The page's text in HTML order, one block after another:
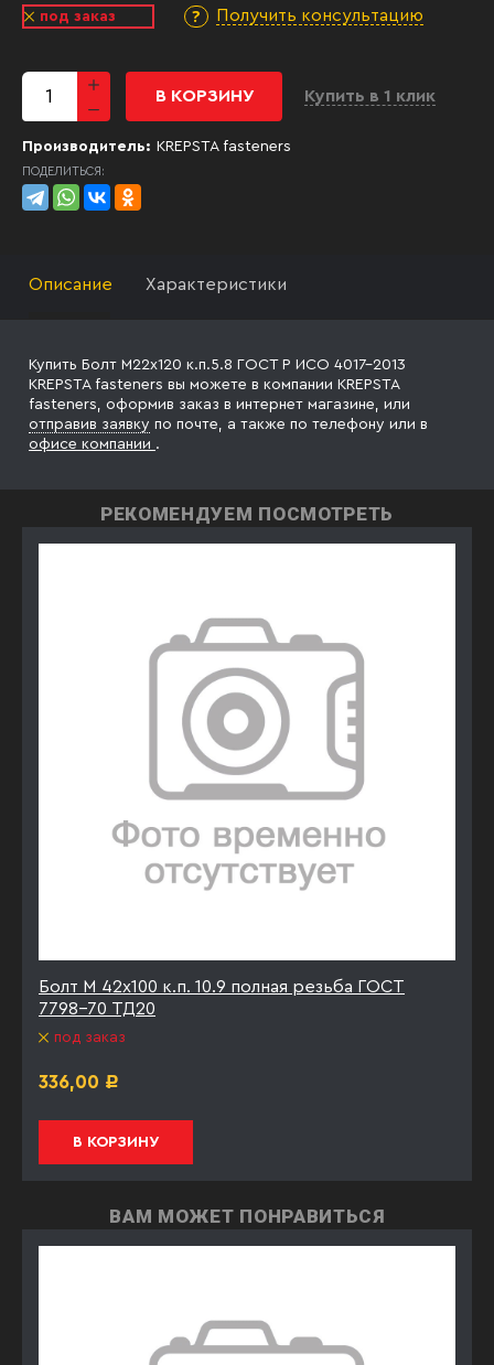
под заказ Получить консультацию
В КОРЗИНУ Купить в 1 клик
Производитель: KREPSTA fasteners
ПОДЕЛИТЬСЯ:
Описание Характеристики
Купить Болт М22х120 к.п.5.8 ГОСТ Р ИСО 4017-2013
KREPSTA fasteners вы можете в компании KREPSTA
fasteners, оформив заказ в интернет магазине, или
отправив заявку по почте, а также по телефону или в
офисе компании .
РЕКОМЕНДУЕМ ПОСМОТРЕТЬ
Болт М 42х100 к.п. 10.9 полная резьба ГОСТ
7798-70 ТД20
под заказ
336,00 Р
В КОРЗИНУ
ВАМ МОЖЕТ ПОНРАВИТЬСЯ